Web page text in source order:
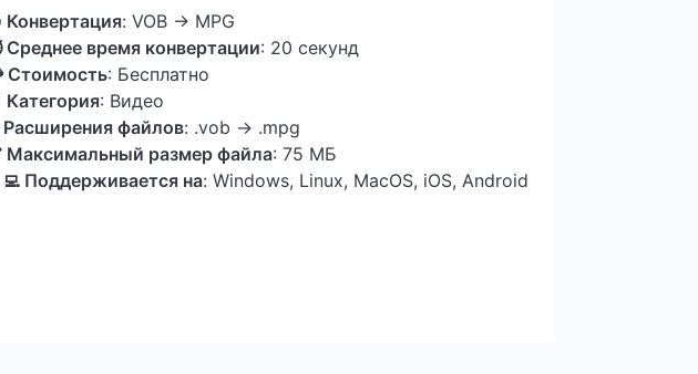
Конвертация: VOB → MPG
время конвертации: 20 секунд
Стоимость: Бесплатно
Категория: Видео
файлов: .vob → .mpg
Максимальный размер файла: 75 МБ
Поддерживается на: Windows, Linux, MacOS, iOS, Android